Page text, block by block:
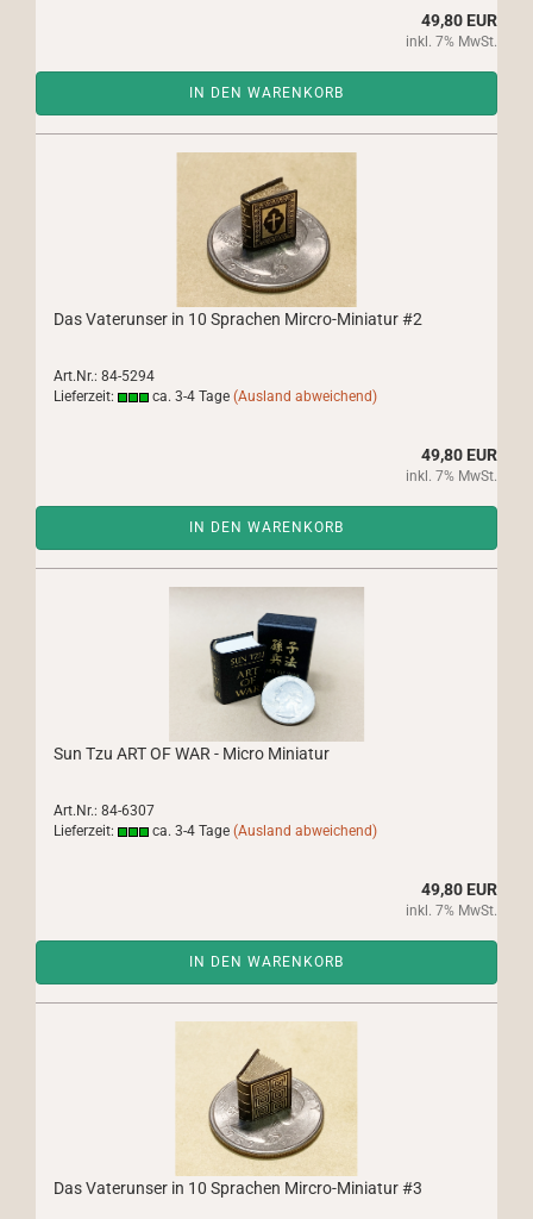
49,80 EUR
inkl. 7% MwSt.
IN DEN WARENKORB
Das Vaterunser in 10 Sprachen Mircro-Miniatur #2
Art.Nr.: 84-5294
Lieferzeit:
ca. 3-4 Tage (Ausland abweichend)
49,80 EUR
inkl. 7% MwSt.
IN DEN WARENKORB
Sun Tzu ART OF WAR - Micro Miniatur
Art.Nr.: 84-6307
Lieferzeit:
ca. 3-4 Tage (Ausland abweichend)
49,80 EUR
inkl. 7% MwSt.
IN DEN WARENKORB
Das Vaterunser in 10 Sprachen Mircro-Miniatur #3